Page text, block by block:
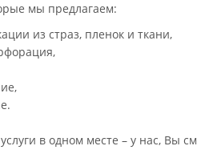
мы предлагаем:
из страз, пленок и ткани,
в одном месте – у нас, Вы